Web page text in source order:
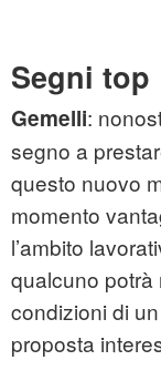
Segni top
Gemelli:
segno a
questo nuovo
momento
l’ambito
qualcuno potrà
condizioni di
proposta